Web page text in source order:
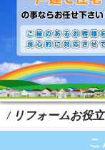
/ リフォームお役
よくある質問
HOME
検索